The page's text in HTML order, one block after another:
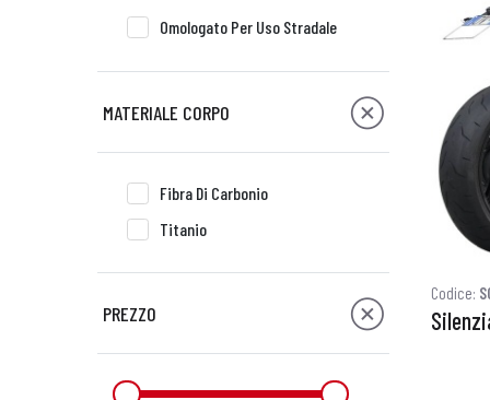
Omologato Per Uso Stradale
MATERIALE CORPO
Fibra Di Carbonio
Titanio
PREZZO
Codice: